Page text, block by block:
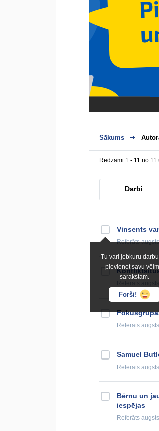
Sākums
Redzami 1 - 11 no
Darbi
Tu vari jebkuru
pievienot savu
sarakstam.
Forši!
Vinsents
Referāts
Referāts
Samuel
Referāts
Bērnu un
iespējas
Referāts